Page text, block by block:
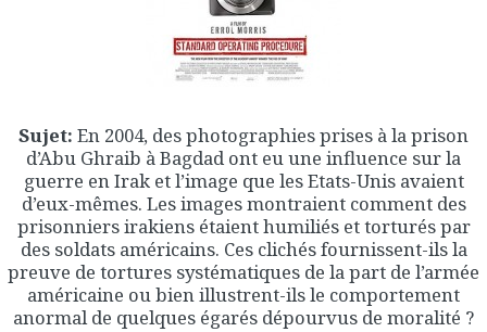
Sujet: En 2004, des photographies prises à la prison
d’Abu Ghraib à Bagdad ont eu une influence sur la
guerre en Irak et l’image que les Etats-Unis avaient
d’eux-mêmes. Les images montraient comment des
prisonniers irakiens étaient humiliés et torturés par
des soldats américains. Ces clichés fournissent-ils la
preuve de tortures systématiques de la part de l’armée
américaine ou bien illustrent-ils le comportement
anormal de quelques égarés dépourvus de moralité ?